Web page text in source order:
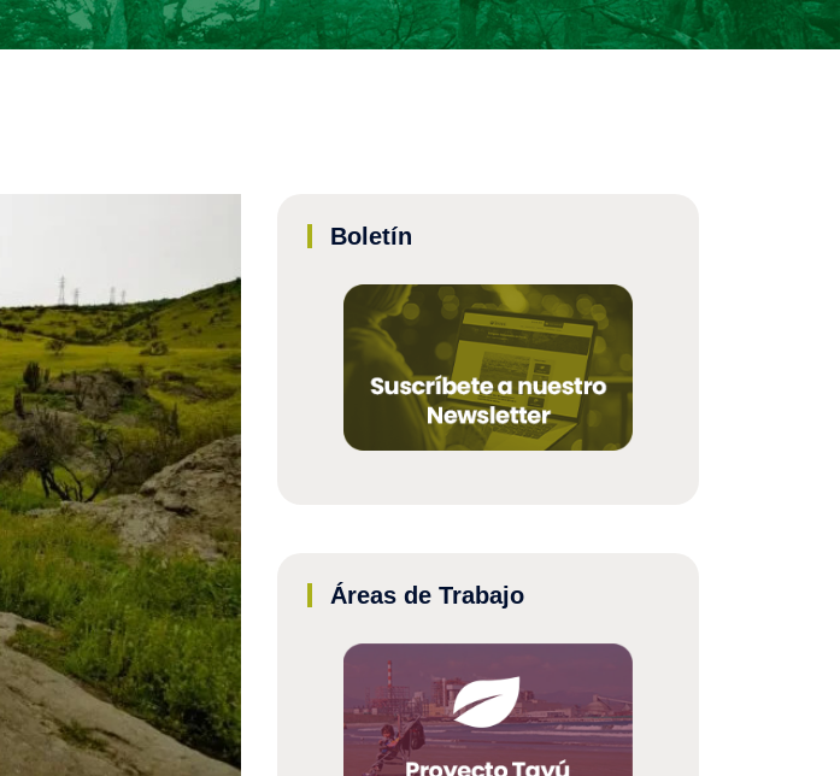
Boletín
Áreas de Trabajo